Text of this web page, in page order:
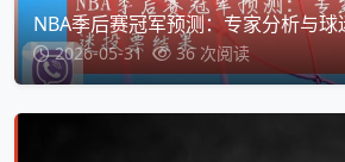
NBA季后赛冠军预测：专家分析与球
2026-05-31 36 次阅读